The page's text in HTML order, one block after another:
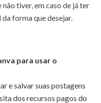
tiver, em caso de já ter
forma que desejar.
para usar o
e salvar suas postagens
dos recursos pagos do